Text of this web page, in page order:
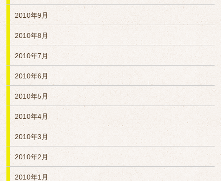
2010年9月
2010年8月
2010年7月
2010年6月
2010年5月
2010年4月
2010年3月
2010年2月
2010年1月